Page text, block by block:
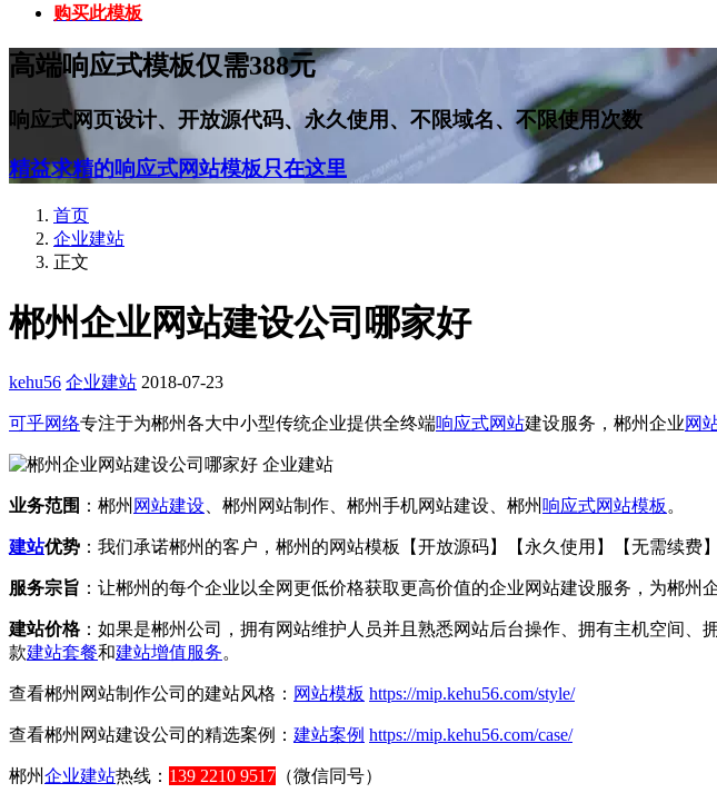
购买此模板
高端响应式模板仅需388元
响应式网页设计、开放源代码、永久使用、不限域名、不限使用次数
精益求精的响应式网站模板只在这里
首页
企业建站
正文
郴州企业网站建设公司哪家好
kehu56 企业建站 2018-07-23
可乎网络专注于为郴州各大中小型传统企业提供全终端响应式网站建设服务，郴州企业网
业务范围 ：郴州 网站建设 、郴州网站制作、郴州手机网站建设、郴州 响应式网站模板 。
建站优势 ：我们承诺郴州的客户，郴州的网站模板【开放源码】【永久使用】【无需续
服务宗旨 ：让郴州的每个企业以全网更低价格获取更高价值的企业网站建设服务，为郴州
建站价格：如果是郴州公司，拥有网站维护人员并且熟悉网站后台操作、拥有主机空间、
款建站套餐和建站增值服务。
查看郴州网站制作公司的建站风格： 网站模板 https://mip.kehu56.com/style/
查看郴州网站建设公司的精选案例： 建站案例 https://mip.kehu56.com/case/
郴州企业建站热线： 139 2210 9517 （微信同号）